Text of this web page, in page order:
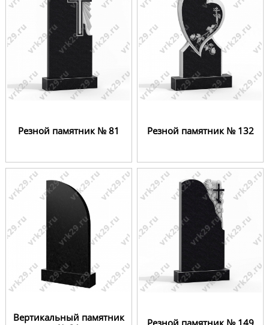
Резной памятник № 81 Резной памятник № 132
Вертикальный памятник